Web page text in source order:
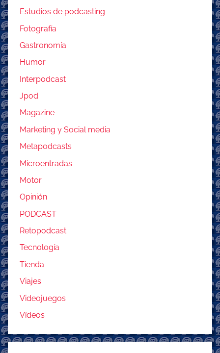
Estudios de podcasting
Fotografía
Gastronomía
Humor
Interpodcast
Jpod
Magazine
Marketing y Social media
Metapodcasts
Microentradas
Motor
Opinión
PODCAST
Retopodcast
Tecnología
Tienda
Viajes
Videojuegos
Vídeos